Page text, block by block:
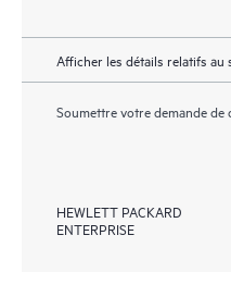
Afficher les détails relatifs au
Soumettre votre demande de
HEWLETT PACKARD
ENTERPRISE